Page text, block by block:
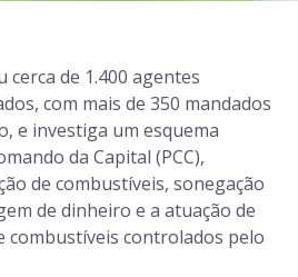
de 1.400 agentes
com mais de 350 mandados
e investiga um esquema
da Capital (PCC),
de combustíveis, sonegação
de dinheiro e a atuação de
combustíveis controlados pelo